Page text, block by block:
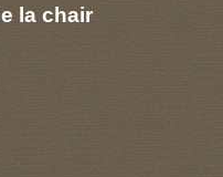
la chair